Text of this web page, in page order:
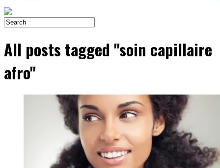
All posts tagged "soin capillaire
afro"